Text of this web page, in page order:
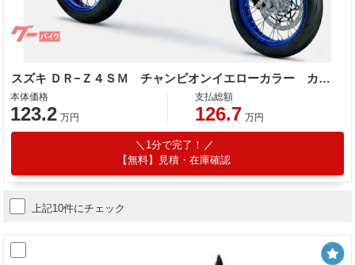
スズキ ＤＲ−Ｚ４ＳＭ チャンピオンイエローカラー カスタム外装
本体価格
123.2 万円
支払総額
126.7 万円
1分で完了！
【無料】見積・在庫確認
上記10件にチェック